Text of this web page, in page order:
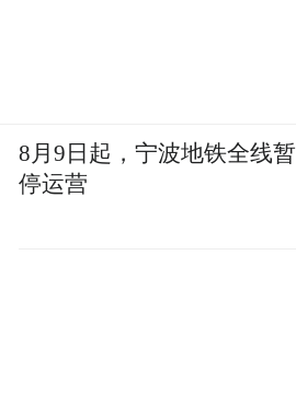
8月9日起，宁波地铁全线暂
停运营